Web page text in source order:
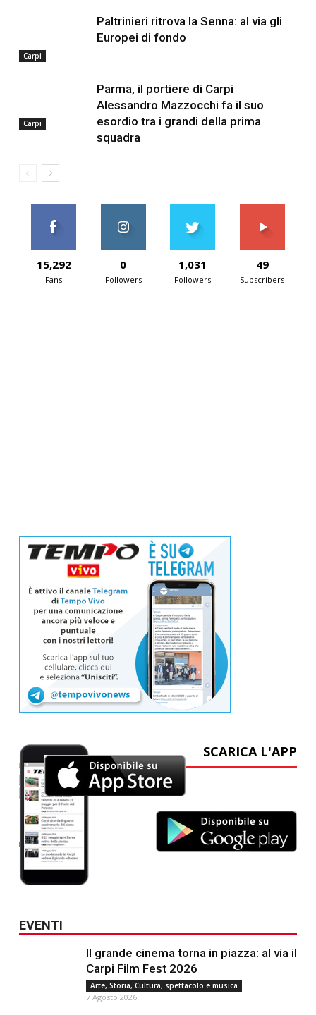
Carpi
Paltrinieri ritrova la Senna: al via gli
Europei di fondo
Carpi
Parma, il portiere di Carpi
Alessandro Mazzocchi fa il suo
esordio tra i grandi della prima
squadra
15,292
Fans
0
Followers
1,031
Followers
49
Subscribers
SCARICA L'APP
EVENTI
Il grande cinema torna in piazza: al via il
Carpi Film Fest 2026
Arte, Storia, Cultura, spettacolo e musica
7 Agosto 2026